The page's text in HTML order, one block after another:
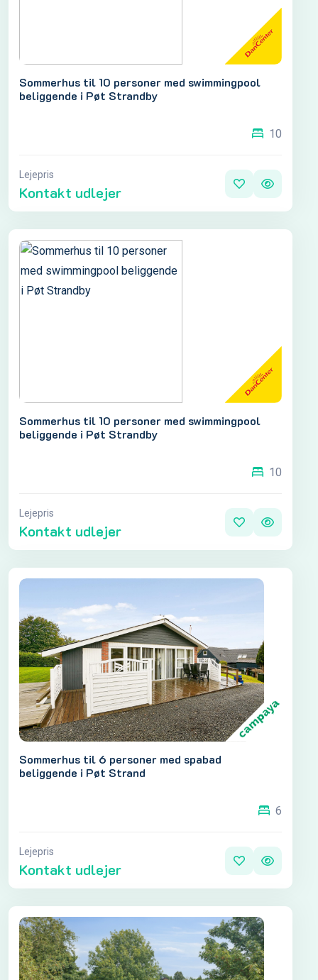
Sommerhus til 10 personer med swimmingpool
beliggende i Pøt Strandby
10
Lejepris
Kontakt udlejer
Sommerhus til 10 personer med swimmingpool
beliggende i Pøt Strandby
10
Lejepris
Kontakt udlejer
Sommerhus til 6 personer med spabad
beliggende i Pøt Strand
6
Lejepris
Kontakt udlejer